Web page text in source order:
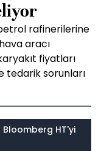
rafinerilerine
aracı
fiyatları
tedarik sorunları
HT'yi